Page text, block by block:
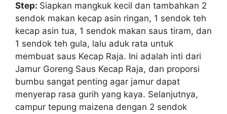
Step: Siapkan mangkuk kecil dan tambahkan 2
sendok makan kecap asin ringan, 1 sendok teh
kecap asin tua, 1 sendok makan saus tiram, dan
1 sendok teh gula, lalu aduk rata untuk
membuat saus Kecap Raja. Ini adalah inti dari
Jamur Goreng Saus Kecap Raja, dan proporsi
bumbu sangat penting agar jamur dapat
menyerap rasa gurih yang kaya. Selanjutnya,
campur tepung maizena dengan 2 sendok